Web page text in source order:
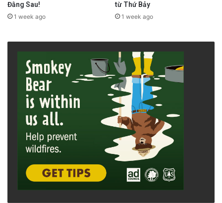
Đằng Sau!
1 week ago
từ Thứ Bảy
1 week ago